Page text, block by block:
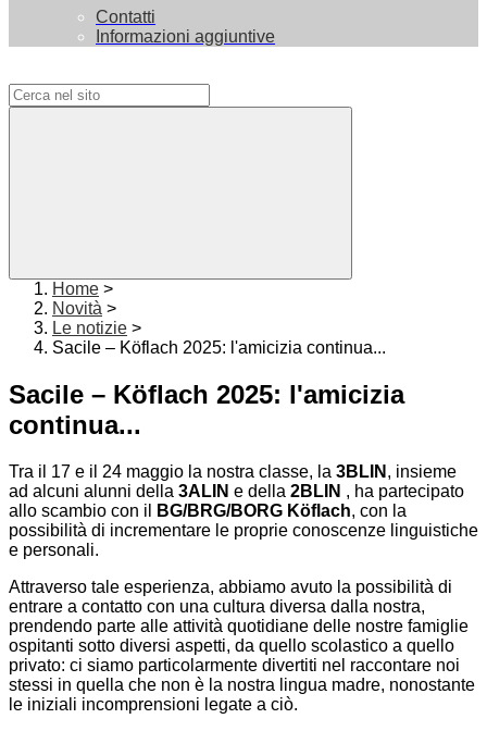
Contatti
Informazioni aggiuntive
Home >
Novità >
Le notizie >
Sacile – Köflach 2025: l'amicizia continua...
Sacile – Köflach 2025: l'amicizia
continua...
Tra il 17 e il 24 maggio la nostra classe, la 3BLIN , insieme
ad alcuni alunni della 3ALIN e della 2BLIN , ha partecipato
allo scambio con il
BG/BRG/BORG Köflach, con la
possibilità di incrementare le proprie conoscenze linguistiche
e personali.
Attraverso tale esperienza, abbiamo avuto la possibilità di
entrare a contatto con una cultura diversa dalla nostra,
prendendo parte alle attività quotidiane delle nostre famiglie
ospitanti sotto diversi aspetti, da quello scolastico a quello
privato: ci siamo particolarmente divertiti nel raccontare noi
stessi in quella che non è la nostra lingua madre, nonostante
le iniziali incomprensioni legate a ciò.